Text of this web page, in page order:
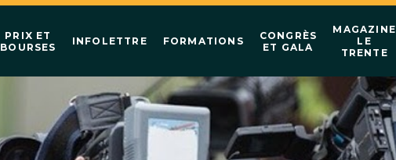
PRIX ET
BOURSES
INFOLETTRE FORMATIONS
CONGRÈS
ET GALA
MAGAZINE
LE
TRENTE